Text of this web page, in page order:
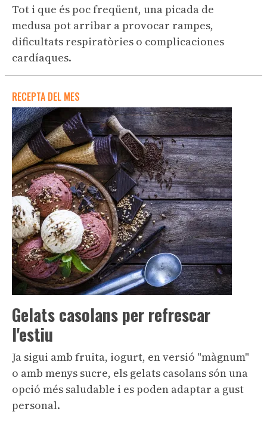
Tot i que és poc freqüent, una picada de
medusa pot arribar a provocar rampes,
dificultats respiratòries o complicaciones
cardíaques.
RECEPTA DEL MES
Gelats casolans per refrescar
l'estiu
Ja sigui amb fruita, iogurt, en versió "màgnum"
o amb menys sucre, els gelats casolans són una
opció més saludable i es poden adaptar a gust
personal.